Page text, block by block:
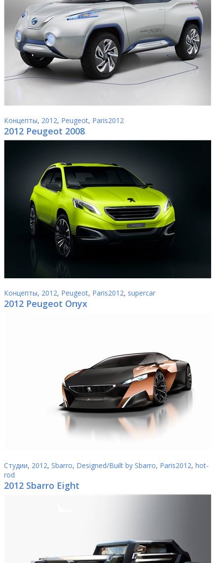
Концепты, 2012, Peugeot, Paris2012
2012 Peugeot 2008
Концепты, 2012, Peugeot, Paris2012, supercar
2012 Peugeot Onyx
Студии, 2012, Sbarro, Designed/Built by Sbarro, Paris2012, hot-
rod
2012 Sbarro Eight